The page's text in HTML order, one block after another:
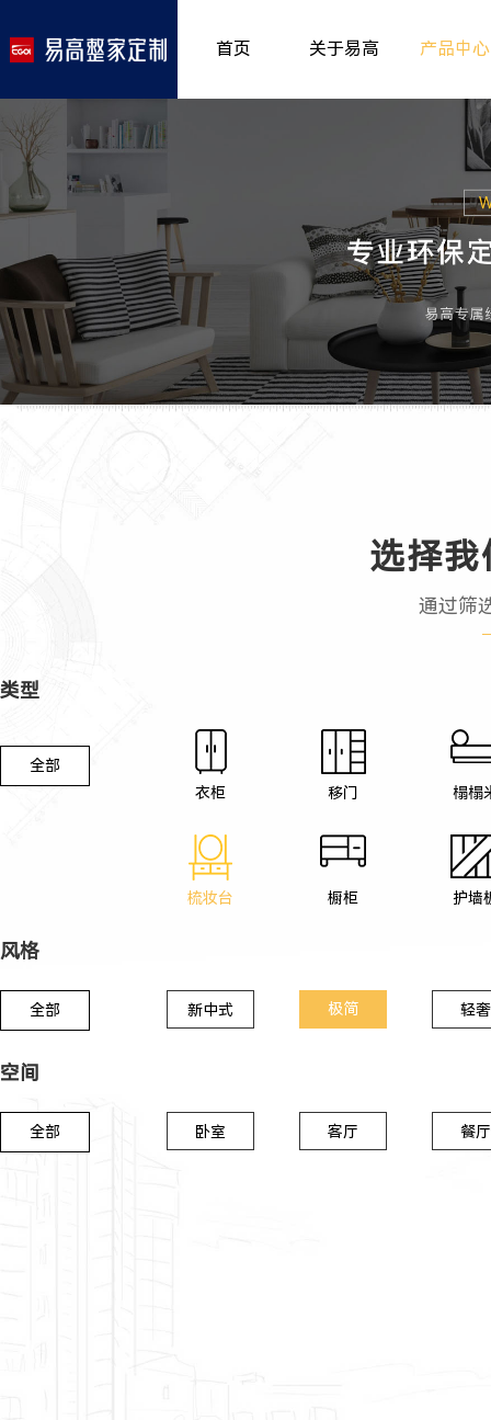
首页 关于易高
>
专卖形象 >
产品中心
室内非
儿童房
厨房空
餐厅空
客厅空
卧室空
木门系
选择
通过筛
类型
全部
衣柜
移门 榻榻
梳妆台 橱柜 护墙
风格
全部 新中式 极简 轻奢
空间
全部 卧室 客厅 餐厅